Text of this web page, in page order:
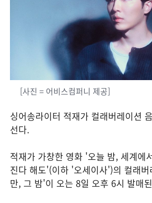
[사진 = 어비스컴퍼니 제공]
싱어송라이터 적재가 컬래버레이션
선다.
적재가 가창한 영화 '오늘 밤, 세계에
진다 해도'(이하 '오세이사')의 컬래
만, 그 밤'이 오는 8일 오후 6시 발매